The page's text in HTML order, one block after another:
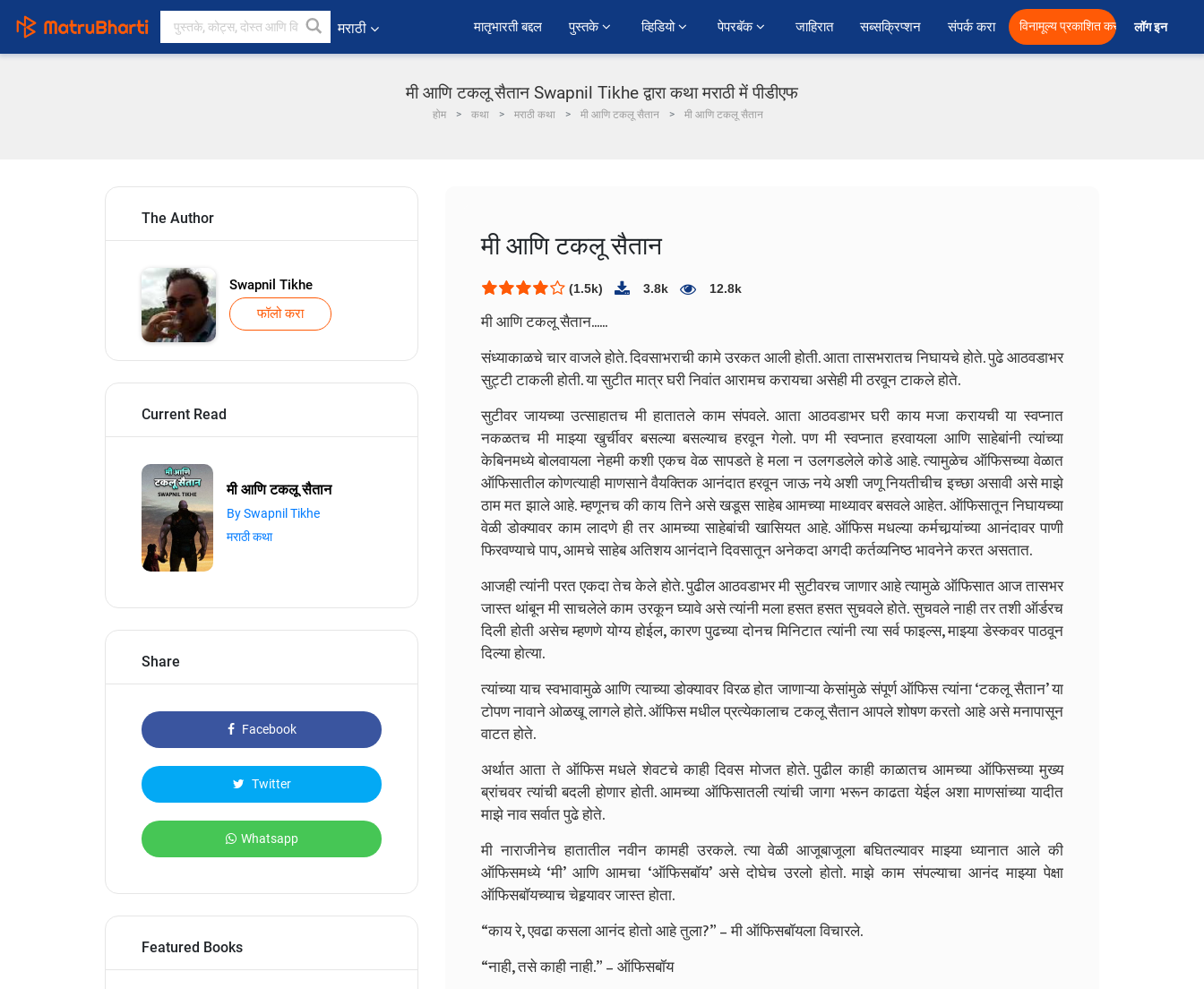
मराठी ﻿मातृभारती बद्दल पुस्तके व्हिडियो पेपरबॅक जाहिरात सब्सक्रिप्शन संपर्क करा विनामूल्य प्रकाशित करा लॉग इन
मी आणि टकलू सैतान Swapnil Tikhe द्वारा कथा मराठी में पीडीएफ
होम कथा मराठी कथा मी आणि टकलू सैतान मी आणि टकलू सैतान
The Author
Swapnil Tikhe
फॉलो करा
Current Read
मी आणि टकलू सैतान
By Swapnil Tikhe
मराठी कथा
Share
Facebook
Twitter
Whatsapp
Featured Books
मी आणि टकलू सैतान
(1.5k) 3.8k 12.8k
मी आणि टकलू सैतान......
संध्याकाळचे चार वाजले होते. दिवसाभराची कामे उरकत आली होती. आता तासभरातच निघायचे होते. पुढे आठवडाभर
सुट्टी टाकली होती. या सुटीत मात्र घरी निवांत आरामच करायचा असेही मी ठरवून टाकले होते.
सुटीवर जायच्या उत्साहातच मी हातातले काम संपवले. आता आठवडाभर घरी काय मजा करायची या स्वप्नात
नकळतच मी मा‍झ्या खुर्चीवर बसल्या बसल्याच हरवून गेलो. पण मी स्वप्नात हरवायला आणि साहेबांनी त्यांच्या
केबिनमध्ये बोलवायला नेहमी कशी एकच वेळ सापडते हे मला न उलगडलेले कोडे आहे. त्यामुळेच ऑफिसच्या वेळात
ऑफिसातील कोणत्याही माणसाने वैयक्तिक आनंदात हरवून जाऊ नये अशी जणू नियतीचीच इच्छा असावी असे माझे
ठाम मत झाले आहे. म्हणूनच की काय तिने असे खडूस साहेब आमच्या माथ्यावर बसवले आहेत. ऑफिसातून निघायच्या
वेळी डोक्यावर काम लादणे ही तर आमच्या साहेबांची खासियत आहे. ऑफिस मधल्या कर्मचार्‍यांच्या आनंदावर पाणी
फिरवण्याचे पाप, आमचे साहेब अतिशय आनंदाने दिवसातून अनेकदा अगदी कर्तव्यनिष्ठ भावनेने करत असतात.
आजही त्यांनी परत एकदा तेच केले होते. पुढील आठवडाभर मी सुटीवरच जाणार आहे त्यामुळे ऑफिसात आज तासभर
जास्त थांबून मी साचलेले काम उरकून घ्यावे असे त्यांनी मला हसत हसत सुचवले होते. सुचवले नाही तर तशी ऑर्डरच
दिली होती असेच म्हणणे योग्य होईल, कारण पुढच्या दोनच मिनिटात त्यांनी त्या सर्व फाइल्स, मा‍झ्या डेस्कवर पाठवून
दिल्या होत्या.
त्यांच्या याच स्वभावामुळे आणि त्याच्या डोक्यावर विरळ होत जाणाऱ्या केसांमुळे संपूर्ण ऑफिस त्यांना ‘टकलू सैतान’ या
टोपण नावाने ओळखू लागले होते. ऑफिस मधील प्रत्येकालाच टकलू सैतान आपले शोषण करतो आहे असे मनापासून
वाटत होते.
अर्थात आता ते ऑफिस मधले शेवटचे काही दिवस मोजत होते. पुढील काही काळातच आमच्या ऑफिसच्या मुख्य
ब्रांचवर त्यांची बदली होणार होती. आमच्या ऑफिसातली त्यांची जागा भरून काढता येईल अशा माणसांच्या यादीत
माझे नाव सर्वात पुढे होते.
मी नाराजीनेच हातातील नवीन कामही उरकले. त्या वेळी आजूबाजूला बघितल्यावर मा‍झ्या ध्यानात आले की
ऑफिसमध्ये ‘मी’ आणि आमचा ‘ऑफिसबॉय’ असे दोघेच उरलो होतो. माझे काम संपल्याचा आनंद मा‍झ्या पेक्षा
ऑफिसबॉयच्याच चेहर्‍यावर जास्त होता.
“काय रे, एवढा कसला आनंद होतो आहे तुला?” – मी ऑफिसबॉयला विचारले.
“नाही, तसे काही नाही.” – ऑफिसबॉय